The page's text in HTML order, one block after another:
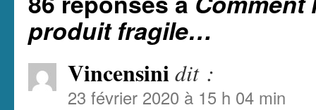
produit fragile…
Vincensini dit :
23 février 2020 à 15 h 04 min